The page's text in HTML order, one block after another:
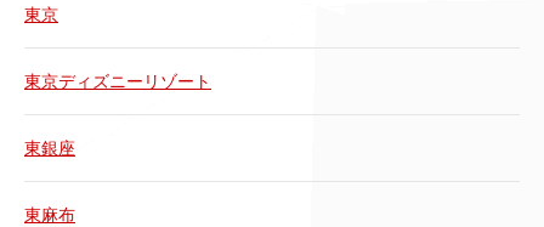
東京
東京ディズニーリゾート
東銀座
東麻布